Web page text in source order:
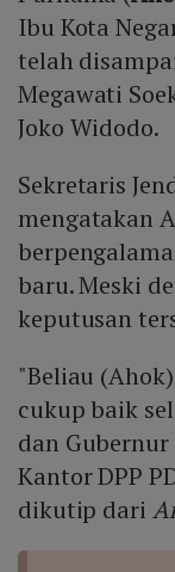
Ibu Kota
telah
Megawati
Joko Widodo.
Sekretaris
mengatakan
baru. Meski
keputusan
"Beliau
cukup baik
dan
Kantor DPP
dikutip dari